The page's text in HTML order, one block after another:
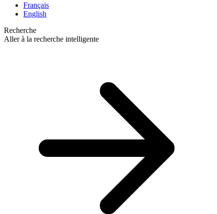
Français
English
Recherche
Aller à la recherche intelligente